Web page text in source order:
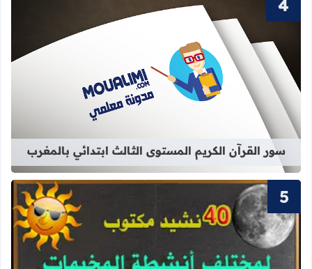
قراءة المزيد عن سور القرآن الكريم
سور القرآن الكريم المستوى الثالث ابتدائي بالمغرب
قراءة المزيد عن +40 نشيد من أناشيد المخيمات الصيفية مكتوبة بالفصحى